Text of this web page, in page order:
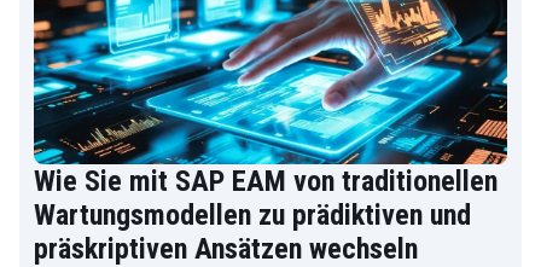
Wie Sie mit SAP EAM von traditionellen
Wartungsmodellen zu prädiktiven und
präskriptiven Ansätzen wechseln